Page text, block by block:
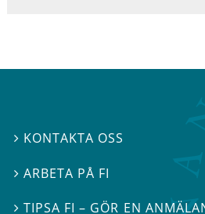
 KONTAKTA OSS
 ARBETA PÅ FI
TIPSA FI – GÖR EN